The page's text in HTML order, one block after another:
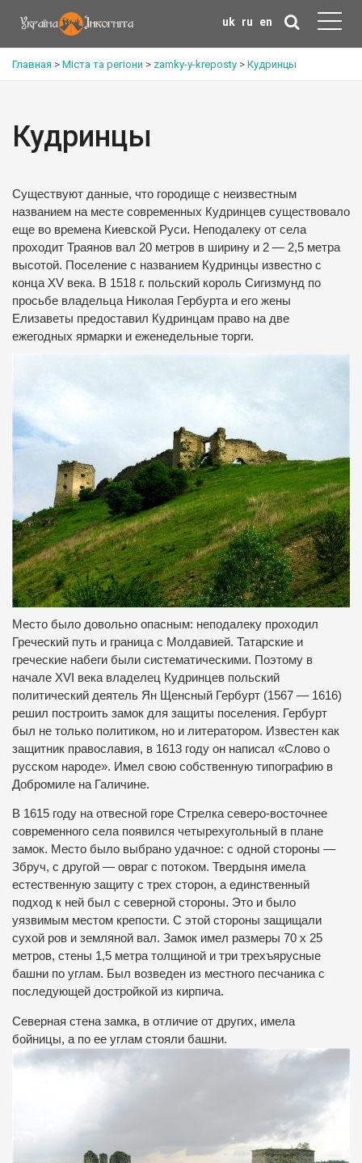
uk ru en
Главная > Міста та регіони > zamky-y-kreposty > Кудринцы
Кудринцы
Существуют данные, что городище с неизвестным
названием на месте современных Кудринцев существовало
еще во времена Киевской Руси. Неподалеку от села
проходит Траянов вал 20 метров в ширину и 2 — 2,5 метра
высотой. Поселение с названием Кудринцы известно с
конца XV века. В 1518 г. польский король Сигизмунд по
просьбе владельца Николая Гербурта и его жены
Елизаветы предоставил Кудринцам право на две
ежегодных ярмарки и еженедельные торги.
Место было довольно опасным: неподалеку проходил
Греческий путь и граница с Молдавией. Татарские и
греческие набеги были систематическими. Поэтому в
начале XVI века владелец Кудринцев польский
политический деятель Ян Щенсный Гербурт (1567 — 1616)
решил построить замок для защиты поселения. Гербурт
был не только политиком, но и литератором. Известен как
защитник православия, в 1613 году он написал «Слово о
русском народе». Имел свою собственную типографию в
Добромиле на Галичине.
В 1615 году на отвесной горе Стрелка северо-восточнее
современного села появился четырехугольный в плане
замок. Место было выбрано удачное: с одной стороны —
Збруч, с другой — овраг с потоком. Твердыня имела
естественную защиту с трех сторон, а единственный
подход к ней был с северной стороны. Это и было
уязвимым местом крепости. С этой стороны защищали
сухой ров и земляной вал. Замок имел размеры 70 х 25
метров, стены 1,5 метра толщиной и три трехъярусные
башни по углам. Был возведен из местного песчаника с
последующей достройкой из кирпича.
Северная стена замка, в отличие от других, имела
бойницы, а по ее углам стояли башни.